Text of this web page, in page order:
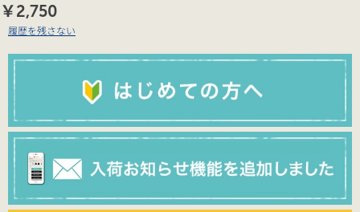
￥2,750
履歴を残さない